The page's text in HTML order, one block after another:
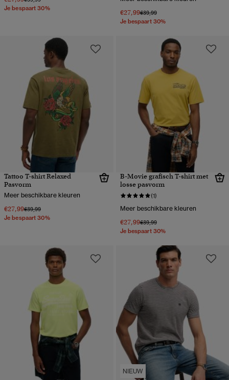
Je bespaart 30%
€27,99Prijs verlaagd van
€39,99naar
Je bespaart 30%
Tattoo T-shirt Relaxed
Pasvorm
Meer beschikbare kleuren
€27,99Prijs verlaagd van
€39,99naar
Je bespaart 30%
B-Movie grafisch T-shirt met
losse pasvorm
(1)
Meer beschikbare kleuren
€27,99Prijs verlaagd van
€39,99naar
Je bespaart 30%
NIEUW